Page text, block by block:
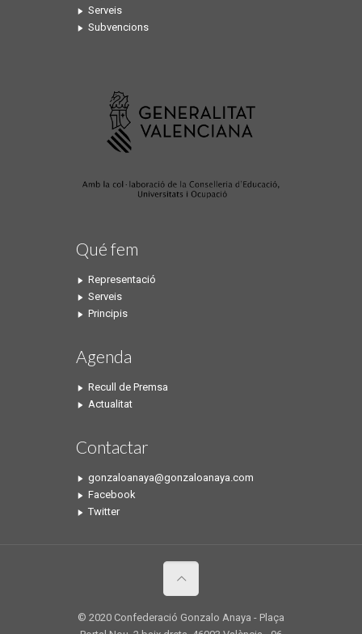
Serveis
Subvencions
Qué fem
Representació
Serveis
Principis
Agenda
Recull de Premsa
Actualitat
Contactar
gonzaloanaya@gonzaloanaya.com
Facebook
Twitter
© 2020 Confederació Gonzalo Anaya - Plaça